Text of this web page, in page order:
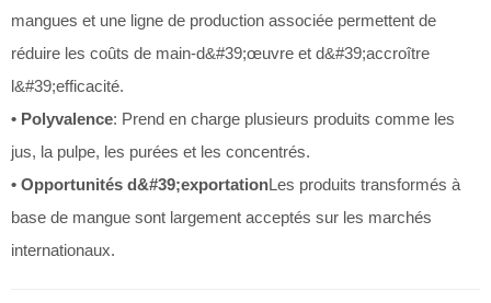
mangues et une ligne de production associée permettent de
réduire les coûts de main-d&#39;œuvre et d&#39;accroître
l&#39;efficacité.
• Polyvalence: Prend en charge plusieurs produits comme les
jus, la pulpe, les purées et les concentrés.
• Opportunités d&#39;exportationLes produits transformés à
base de mangue sont largement acceptés sur les marchés
internationaux.